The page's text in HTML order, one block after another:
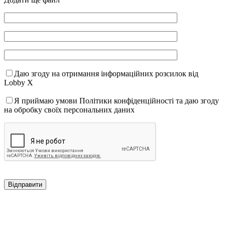
Даю згоду на отримання інформаційних розсилок від
Lobby X
Я приймаю умови Політики конфіденційності та даю згоду
на обробку своїх персональних даних